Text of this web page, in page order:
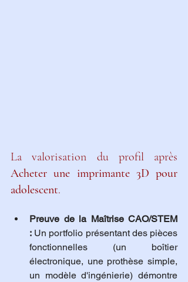
Acheter une imprimante 3D pour
adolescent.
Preuve de la Maîtrise CAO/STEM
: Un portfolio présentant des pièces
fonctionnelles (un boîtier
électronique, une prothèse simple,
un modèle d'ingénierie) démontre